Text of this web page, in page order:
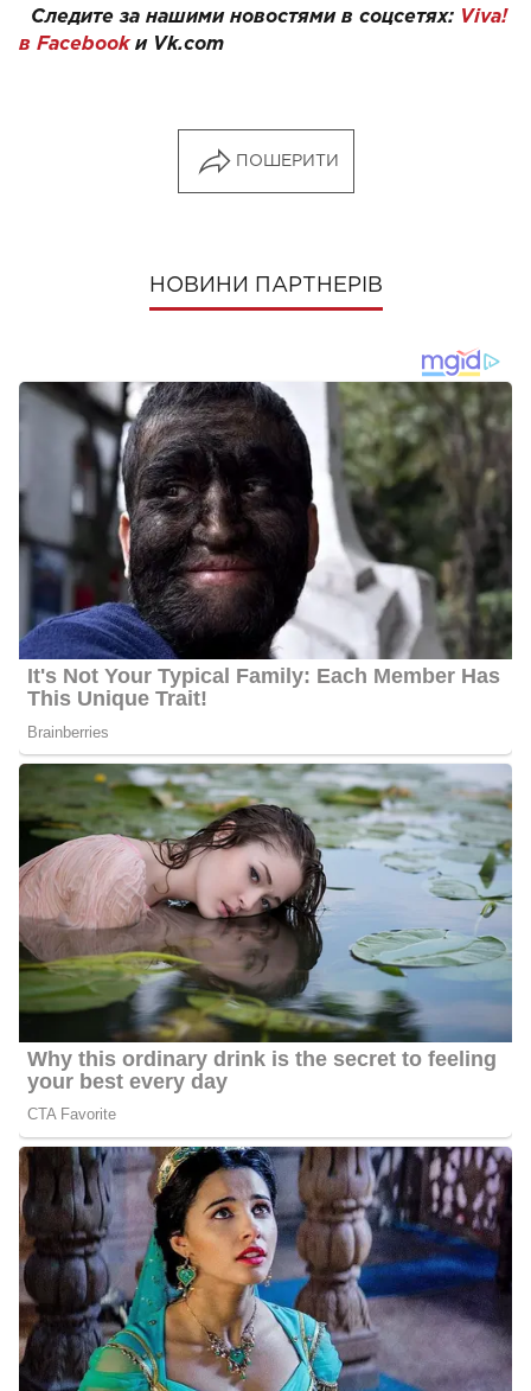
Следите за нашими новостями в соцсетях: Viva!
в Facebookи Vk.com
ПОШЕРИТИ
НОВИНИ ПАРТНЕРІВ